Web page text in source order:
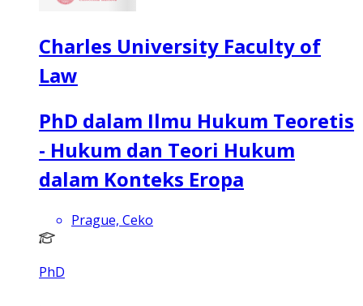
Charles University Faculty of
Law
PhD dalam Ilmu Hukum Teoretis
- Hukum dan Teori Hukum
dalam Konteks Eropa
Prague, Ceko
PhD